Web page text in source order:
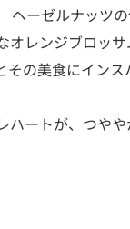
ヘーゼルナッツ
オレンジブロッ
の美食にイン
ートが、つや